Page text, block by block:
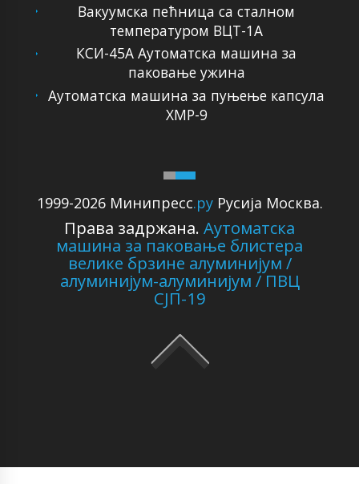
1999-2026 Минипресс.руРусија Москва.
Права задржана. Аутоматска
машина за паковање блистера
велике брзине алуминијум /
алуминијум-алуминијум / ПВЦ
СЈП-19
Вакуумска пећница са сталном
температуром ВЦТ-1А
КСИ-45А Аутоматска машина за
паковање ужина
Аутоматска машина за пуњење капсула
ХМР-9